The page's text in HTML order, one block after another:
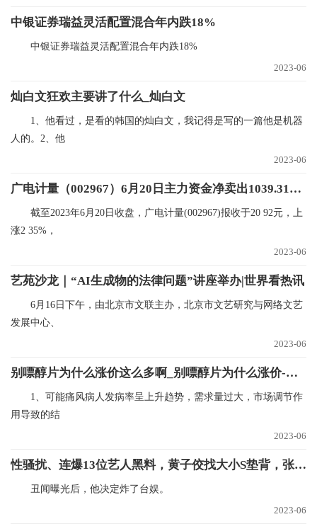
中银证券瑞益灵活配置混合年内跌18%
中银证券瑞益灵活配置混合年内跌18%
2023-06
灿白文狂欢主要讲了什么_灿白文
1、他看过，是看的韩国的灿白文，我记得是写的一篇他是机器
人的。2、他
2023-06
广电计量（002967）6月20日主力资金净卖出1039.31万元
截至2023年6月20日收盘，广电计量(002967)报收于20 92元，上
涨2 35%，
2023-06
艺苑沙龙｜“AI生成物的法律问题”讲座举办|世界看热讯
6月16日下午，由北京市文联主办，北京市文艺研究与网络文艺
发展中心、
2023-06
别嘌醇片为什么涨价这么多啊_别嘌醇片为什么涨价-环球短讯
1、可能痛风病人发病率呈上升趋势，需求量过大，市场调节作
用导致的结
2023-06
性骚扰、连爆13位艺人黑料，黄子佼找大小S垫背，张兰直播间放《好日子》|每日速看
丑闻曝光后，他决定炸了台娱。
2023-06